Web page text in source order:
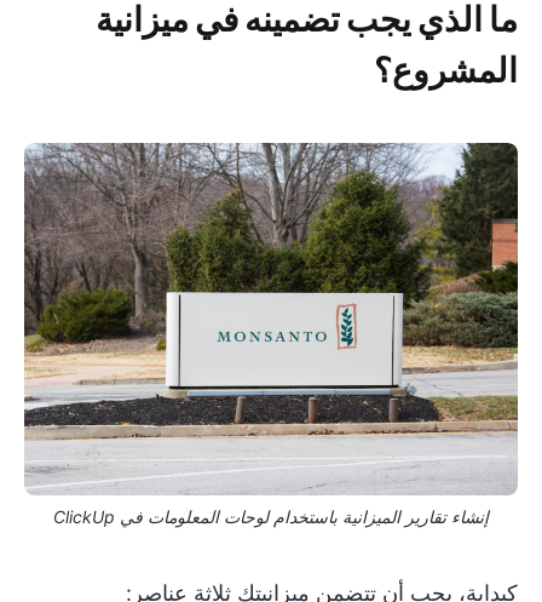
ما الذي يجب تضمينه في ميزانية
المشروع؟
إنشاء تقارير الميزانية باستخدام لوحات المعلومات في ClickUp
كبداية، يجب أن تتضمن ميزانيتك ثلاثة عناصر: